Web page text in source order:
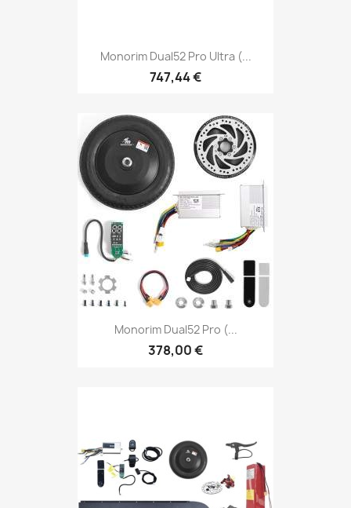
Monorim Dual52 Pro Ultra (...
747,44 €
Monorim Dual52 Pro (...
378,00 €